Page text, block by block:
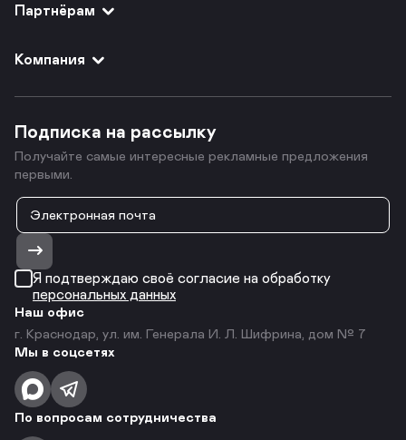
Партнёрам
Компания
Подписка на рассылку
Получайте самые интересные рекламные предложения
первыми.
Я подтверждаю своё согласие на обработку
персональных данных
Наш офис
г. Краснодар, ул. им. Генерала И. Л. Шифрина, дом № 7
Мы в соцсетях
По вопросам сотрудничества